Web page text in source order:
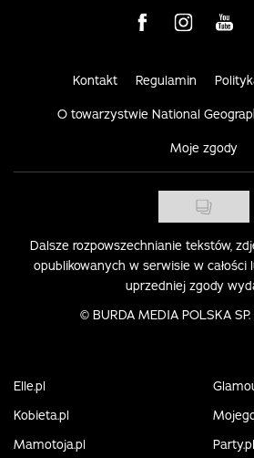
Visit us on Facebook
Visit us on
Visit
Kontakt Regulamin
O towarzystwie National
Moje zgody
Dalsze rozpowszechnianie tekstów,
opublikowanych w serwisie w
uprzedniej zgody
© BURDA MEDIA POLSKA
Elle.pl
Kobieta.pl
Mamotoja.pl
Party.pl